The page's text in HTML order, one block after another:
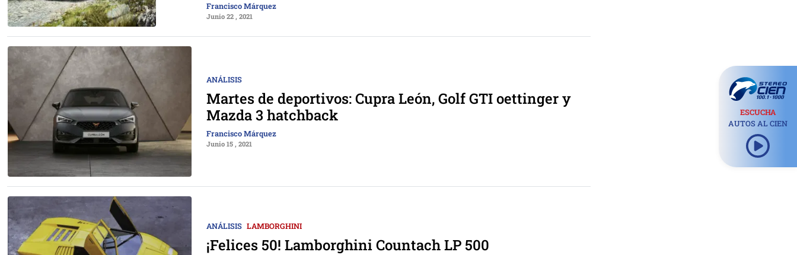
Francisco Márquez
Junio 22 , 2021
ANÁLISIS
Martes de deportivos: Cupra León, Golf GTI oettinger y
Mazda 3 hatchback
Francisco Márquez
Junio 15 , 2021
ANÁLISIS LAMBORGHINI
¡Felices 50! Lamborghini Countach LP 500
ESCUCHA
AUTOS AL CIEN